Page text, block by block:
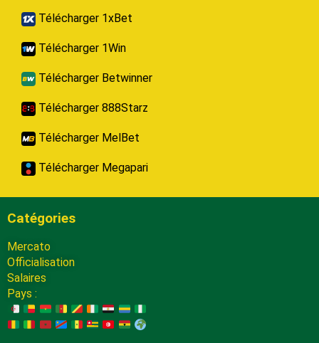
Télécharger 1xBet
Télécharger 1Win
Télécharger Betwinner
Télécharger 888Starz
Télécharger MelBet
Télécharger Megapari
Catégories
Mercato
Officialisation
Salaires
Pays :